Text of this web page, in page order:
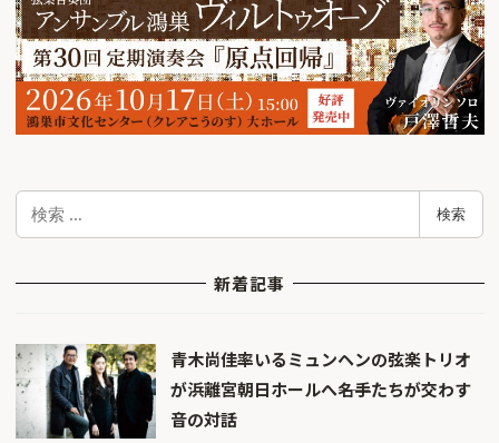
検索
新着記事
青木尚佳率いるミュンヘンの弦楽トリオ
が浜離宮朝日ホールへ――名手たちが交わす
音の対話